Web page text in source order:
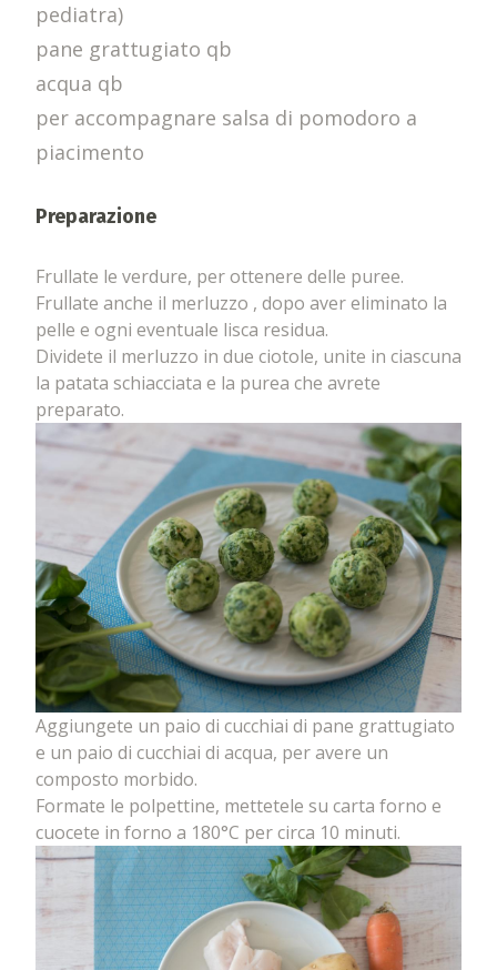
pediatra)
pane grattugiato qb
acqua qb
per accompagnare salsa di pomodoro a
piacimento
Preparazione
Frullate le verdure, per ottenere delle puree.
Frullate anche il merluzzo , dopo aver eliminato la
pelle e ogni eventuale lisca residua.
Dividete il merluzzo in due ciotole, unite in ciascuna
la patata schiacciata e la purea che avrete
preparato.
Aggiungete un paio di cucchiai di pane grattugiato
e un paio di cucchiai di acqua, per avere un
composto morbido.
Formate le polpettine, mettetele su carta forno e
cuocete in forno a 180°C per circa 10 minuti.